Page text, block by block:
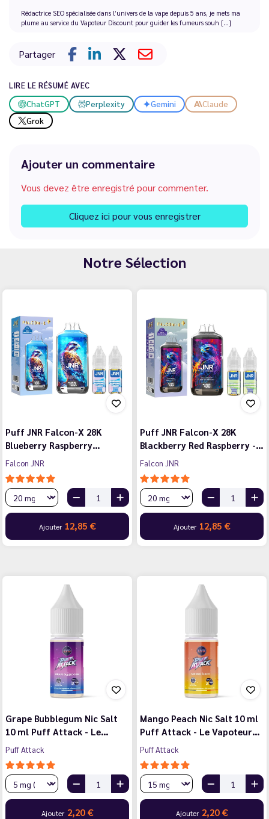
Rédactrice SEO spécialisée dans l’univers de la vape depuis 5 ans, je mets ma
plume au service du Vapoteur Discount pour guider les fumeurs souh [...]
Partager
LIRE LE RÉSUMÉ AVEC
ChatGPT Perplexity Gemini
Claude
Grok
Ajouter un commentaire
Vous devez être enregistré pour commenter.
Cliquez ici pour vous enregistrer
Notre Sélection
Puff JNR Falcon-X 28K
Blueberry Raspberry…
Falcon JNR
Ajouter 12,85 €
Puff JNR Falcon-X 28K
Blackberry Red Raspberry -…
Falcon JNR
Ajouter 12,85 €
Grape Bubblegum Nic Salt
10 ml Puff Attack - Le…
Puff Attack
Ajouter 2,20 €
Mango Peach Nic Salt 10 ml
Puff Attack - Le Vapoteur…
Puff Attack
Ajouter 2,20 €